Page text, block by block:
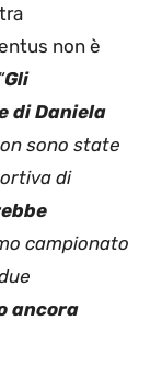
non è
Gli
di Daniela
sono state
di
campionato
ancora